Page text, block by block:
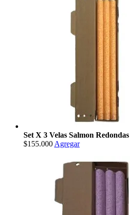
Set X 3 Velas Salmon
$155.000 Agregar